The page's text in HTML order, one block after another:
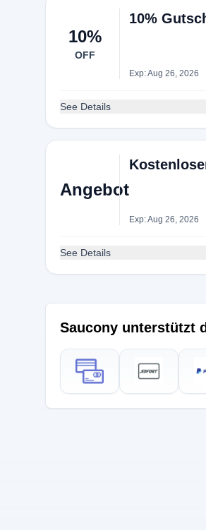
10%
OFF
10%
Exp: Aug 26, 2026
See Details
Angebot
Exp: Aug 26, 2026
See Details
Saucony unterstützt